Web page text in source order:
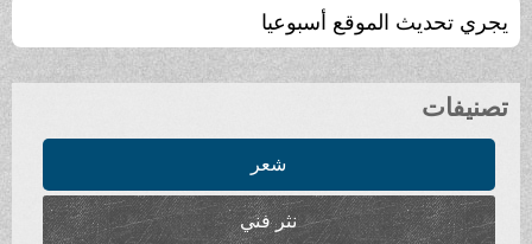
يجري تحديث الموقع أسبوعيا
تصنيفات
شعر
نثر فني